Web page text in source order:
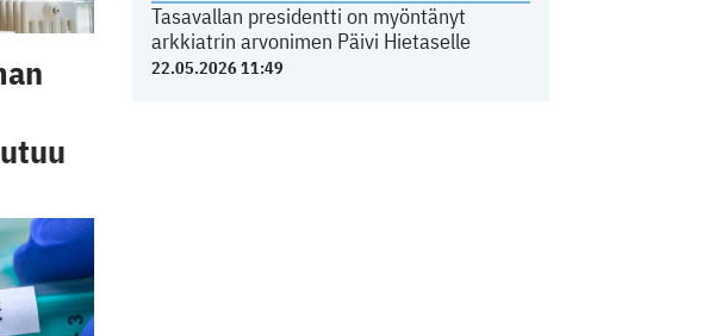
Tasavallan presidentti on myöntänyt
arkkiatrin arvonimen Päivi Hietaselle
22.05.2026 11:49